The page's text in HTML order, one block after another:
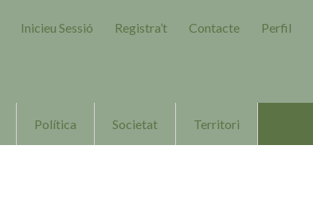
Inicieu Sessió Registra’t Contacte Perfil
Política Societat Territori